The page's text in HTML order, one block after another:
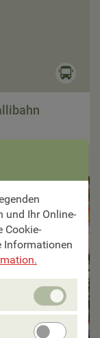
und Ihr Online-
Cookie-
Informationen
Cookies